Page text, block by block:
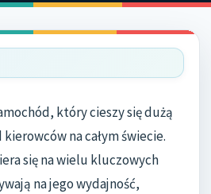
który cieszy się dużą
na całym świecie.
się na wielu kluczowych
na jego wydajność,